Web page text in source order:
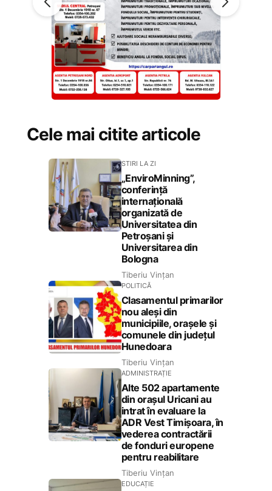
Cele mai citite articole
STIRI LA ZI
„EnviroMinning”,
conferință
internațională
organizată de
Universitatea din
Petroșani și
Universitarea din
Bologna
Tiberiu Vințan
POLITICĂ
Clasamentul primarilor
nou aleși din
municipiile, orașele și
comunele din județul
Hunedoara
Tiberiu Vințan
ADMINISTRAȚIE
Alte 502 apartamente
din orașul Uricani au
intrat în evaluare la
ADR Vest Timișoara, în
vederea contractării
de fonduri europene
pentru reabilitare
Tiberiu Vințan
EDUCAȚIE